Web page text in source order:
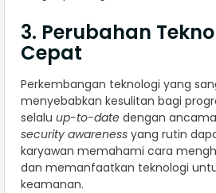
3. Perubahan
Cepat
Perkembangan teknologi yang
menyebabkan kesulitan bagi
selalu up-to-date dengan
security awareness yang rutin
karyawan memahami cara
dan memanfaatkan teknologi
keamanan.